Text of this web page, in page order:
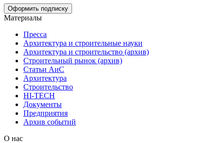
Материалы
Пресса
Архитектура и строительные науки
Архитектура и строительство (архив)
Строительный рынок (архив)
Статьи АиС
Архитектура
Строительство
HI-TECH
Документы
Предприятия
Архив событий
О нас